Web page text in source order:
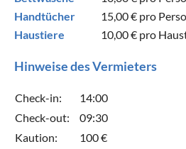
Handtücher
15,00 € pro
Haustiere
10,00 € pro
Hinweise des Vermieters
Check-in:
14:00
Check-out:
09:30
Kaution:
100 €